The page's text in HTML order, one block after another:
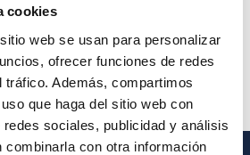
cookies
web se usan para personalizar
ofrecer funciones de redes
Además, compartimos
que haga del sitio web con
sociales, publicidad y análisis
combinarla con otra información